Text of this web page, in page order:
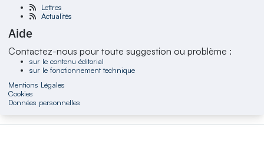
Lettres
Actualités
Aide
Contactez-nous pour toute suggestion ou problème :
sur le contenu éditorial
sur le fonctionnement technique
Mentions Légales
Cookies
Données personnelles